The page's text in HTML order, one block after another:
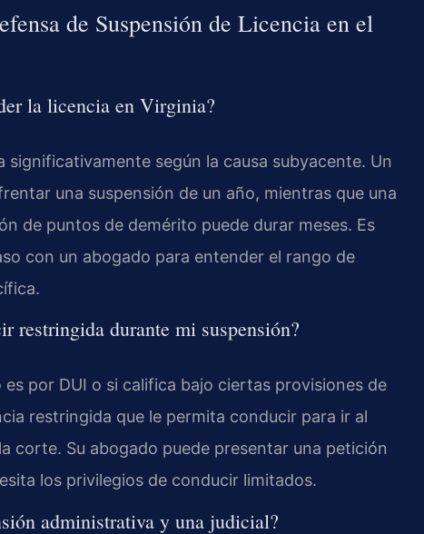
de Suspensión de Licencia en el
la licencia en Virginia?
significativamente según la causa subyacente. Un
una suspensión de un año, mientras que una
de puntos de demérito puede durar meses. Es
con un abogado para entender el rango de
restringida durante mi suspensión?
por DUI o si califica bajo ciertas provisiones de
restringida que le permita conducir para ir al
corte. Su abogado puede presentar una petición
los privilegios de conducir limitados.
administrativa y una judicial?